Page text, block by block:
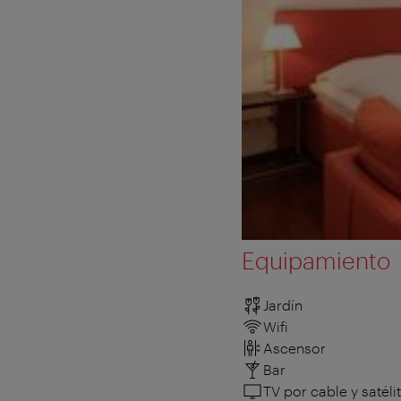
Equipamiento
Jardín
Wifi
Ascensor
Bar
TV por cable y